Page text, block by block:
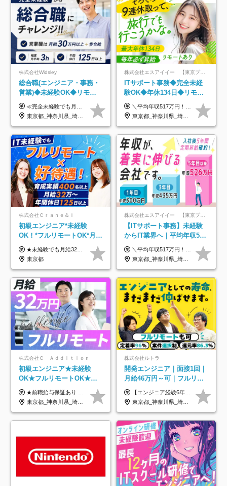
株式会社Widsley
総合職(エンジニア・事務・
営業)◆未経験OK◆リモー
トあり◆残業月3h◆服装髪
型自由
≪完全未経験でも月給40万円以上も可能です！≫ -------------- 【1】ITエンジニア 月給26万円～50万円＋プロジェクト手当＋資格手当 【2】IT事務、営業事務 月給26万円～50万円＋プロジェクト手当＋資格手当 ≪【1】【2】共通≫ ★上記給与には固定残業代20時間分(月3万719円～)を含みます。残業が超過した場合は、追加支給します(残業は月平均3時間とほぼ発生しません。残業がなくても、固定残業代は支給されます) ★試用期間6ヵ月あり（期間中は月給23万1000円～。固定残業代20時間分3万719円～を含む／超過分は別途支給） -------------- 【3】SES営業、SaaS営業 月給30万円以上＋インセンティブ＋各種手当 ★上記給与には固定残業代45時間分(月7万6967円～)を含みます。残業が超過した場合は、追加支給します(残業は月平均3時間とほぼ発生しません。残業がなくても、固定残業代は支給されます) ★試用期間6ヵ月あり(期間中も給与や福利厚生は同じです)
東京都_神奈川県_埼玉県_千葉県_大阪府_愛知県_北海道_青森県_岩手県_宮城県_秋田県_山形県_福島県_茨城県_栃木県_群馬県_新潟県_山梨県_長野県_富山県_石川県_福井県_静岡県_岐阜県_三重県_兵庫県_京都府_滋賀県_奈良県_和歌山県_広島県_岡山県_鳥取県_島根県_山口県_徳島県_香川県_愛媛県_高知県_福岡県_熊本県_佐賀県_長崎県_大分県_宮崎県_鹿児島県_沖縄県
株式会社エスアイイー 【東京プロマーケット上場】
ITサポート事務◆完全未経
験OK◆年休134日◆リモー
トOK◆残業月7h以下◆賞与
年3回◆5年目まで必ず昇給
＼平均年収517万円！入社5年目まで毎年必ず昇給／ ■賞与年3回 ■年収800万円以上も可 ■入社3年以上の平均年収469.2万円 月給23万2000円以上＋賞与年3回＋各種手当 ☆入社5年目まで最大1万5000円の定期昇給を確約 ┃各種手当充実 ・規定の資格を取得すれば、2000円～5万円を毎月支給（2万4000円～60万円／年） ・研修中に取得した取得率95％の資格でも研修後の給料UP ※月給は年齢・経験・能力を考慮して、優遇いたします ※上記月給金額は固定残業代（20時間/3万1300円円以上）を含み、超過分は別途支給いたします ※試用期間（6ヶ月）は月給に変動はありますが、その他待遇に差異はありません ├入社後1ヶ月～3ヶ月間は、月給20万1900円となります └上記金額は固定残業代（10時間／1万6000円）を含み、超過分は別途支給いたします
東京都_神奈川県_埼玉県_千葉県_大阪府_愛知県_北海道_青森県_岩手県_宮城県_秋田県_山形県_福島県_茨城県_栃木県_群馬県_新潟県_山梨県_長野県_富山県_石川県_福井県_静岡県_岐阜県_三重県_兵庫県_京都府_滋賀県_奈良県_和歌山県_広島県_岡山県_鳥取県_島根県_山口県_徳島県_香川県_愛媛県_高知県_福岡県_熊本県_佐賀県_長崎県_大分県_宮崎県_鹿児島県_沖縄県
株式会社Ｃｒａｎｅ＆Ｉ
初級エンジニア*未経験
OK！*フルリモートOK*月給
32万～*残業月9.8h*1ヶ月の
研修*資格取得率100％
★未経験でも月給32万円スタート★ 月収32万円～35万円＋各種手当（資格手当だけで毎月15万の上乗せ実績あり！） ★資格手当豊富！1資格につき最大3万円支給 ★功績手当の導入で、毎月のお給与に上乗せで最大10万円支給している社員も！ ★1回の昇級で年収数十万UPも可 ★ゆくゆくは年収1000万以上も目指せる 年俸384万円～1,162万8,000円（12分割） ※経験・スキルを考慮の上決定します ※上記金額には固定残業代（月30h分・60,800円～66,500円）を含みます ※超過分は別途全額支給します ※試用期間2ヶ月間あり（その他待遇に差異はありません）
東京都
株式会社エスアイイー 【東京プロマーケット上場】
【ITサポート事務】未経験
からIT業界へ｜平均年収517
万円｜ホワイト企業認定｜
年休134日｜リモートOK
＼平均年収517万円！入社5年目まで毎年必ず昇給／ ■賞与年3回 ■年収800万円以上も可 ■入社3年以上の平均年収469.2万円 月給23万2000円以上＋賞与年3回＋各種手当 ☆入社5年目まで最大1万5000円の定期昇給を確約 ┃各種手当充実 ・規定の資格を取得すれば、2000円～5万円を毎月支給（2万4000円～60万円／年） ・研修中に取得した取得率95％の資格でも研修後の給料UP ※月給は年齢・経験・能力を考慮して、優遇いたします ※上記月給金額は固定残業代（20時間/3万1300円円以上）を含み、超過分は別途支給いたします ※試用期間（6ヶ月）は月給に変動はありますが、その他待遇に差異はありません ├入社後1ヶ月～3ヶ月間は、月給20万1900円となります └上記金額は固定残業代（10時間／1万6000円）を含み、超過分は別途支給いたします
東京都_神奈川県_埼玉県_千葉県_大阪府_愛知県_北海道_青森県_岩手県_宮城県_秋田県_山形県_福島県_茨城県_栃木県_群馬県_新潟県_山梨県_長野県_富山県_石川県_福井県_静岡県_岐阜県_三重県_兵庫県_京都府_滋賀県_奈良県_和歌山県_広島県_岡山県_鳥取県_島根県_山口県_徳島県_香川県_愛媛県_高知県_福岡県_熊本県_佐賀県_長崎県_大分県_宮崎県_鹿児島県_沖縄県
株式会社Ｃ Ａｄｄｉｔｉｏｎ
初級エンジニア★未経験
OK★フルリモートOK★月
給32万円～★残業月10h＆
年休120日以上★副業可
★前職給与保証あり ★月給32万円以上＋インセンティブあり 月給32万円以上＋インセンティブ＋各種手当 ※上記には固定残業代（月30時間・44,400円～）を含みます ※超過分は別途支給します ※試用期間はございません ★＼成果＝あなたの収入／★ 【1】案件単価ー8万円＝あなたの給与 参画したプロジェクトの案件単価から 一律8万円引いた金額があなたの給与です！ （月給例） ■1人称での構築・小規模な詳細設計 案件単価55万円ー8万円＝月給47万円（還元率85.5%） ■大型案件の設計・構築やプロジェクト管理 案件単価90万円ー8万円＝月給82万円（還元率91.1%） ‥‥‥‥‥‥‥‥‥‥‥‥‥‥‥‥‥‥ 【2】月給の他にも豊富なインセンティブあり 全員が月3～13万円のインセンティブをゲットしています！ ≪インセンティブ制度≫ 稼働している現場で増員・交代が発生し、 当社の人員を配属が決定した際に支給。 ◇C Addition正社員が参画 ：実粗利の10%／毎月 ◇協力会社所属の社員が参画：実粗利の30%／毎月 ≪リファラル制度≫ あなたの知り合いが当社のメンバーになった際に、 毎月1人あたり2万円支給します◎ ‥‥‥‥‥‥‥‥‥‥‥‥‥‥‥‥‥‥
東京都_神奈川県_埼玉県_千葉県_大阪府_愛知県_北海道_青森県_岩手県_宮城県_秋田県_山形県_福島県_茨城県_栃木県_群馬県_新潟県_山梨県_長野県_富山県_石川県_福井県_静岡県_岐阜県_三重県_兵庫県_京都府_滋賀県_奈良県_和歌山県_広島県_岡山県_鳥取県_島根県_山口県_徳島県_香川県_愛媛県_高知県_福岡県_熊本県_佐賀県_長崎県_大分県_宮崎県_鹿児島県_沖縄県
株式会社ルトラ
開発エンジニア｜面接1回｜
月給46万円～可｜フルリモ
ートも可｜案件選択制｜定
着率96％以上｜副業OK｜住
宅手当
【エンジニア経験6年以上の方】 月給46万円～100万円（固定残業代含む） ※上記月給には月30時間分の固定残業代（月8万7,400円～月19万円）を含む。超過分は全額支給。 【エンジニア経験4年以上の方】 月給42万円～100万円（固定残業代含む） ※上記月給には月30時間分の固定残業代（月7万9,800円～月19万円）を含む。超過分は全額支給。 【エンジニア経験4年未満の方】 月給38万円～100万円（固定残業代含む） ※上記月給には月30時間分の固定残業代（月7万2,200円～月19万円）を含む。超過分は全額支給。 ※経験、スキル、前職給与などを踏まえて決定。 ◆ルトラの給与制度のポイント！◆ ・社員の95%が入社時に年収UP！最高で300万円UPの実績も ・平均還元率86.3%（交通費・住宅手当・会社負担分の社保も含む） ・人柄やポテンシャルを評価し、スキル以上の希望年収を提示することも ・退職金制度やリファラル手当（平均50万円）あり
東京都_神奈川県_埼玉県_千葉県_大阪府_愛知県_北海道_青森県_岩手県_宮城県_秋田県_山形県_福島県_茨城県_栃木県_群馬県_新潟県_山梨県_長野県_富山県_石川県_福井県_静岡県_岐阜県_三重県_兵庫県_京都府_滋賀県_奈良県_和歌山県_広島県_岡山県_鳥取県_島根県_山口県_徳島県_香川県_愛媛県_高知県_福岡県_熊本県_佐賀県_長崎県_大分県_宮崎県_鹿児島県_沖縄県